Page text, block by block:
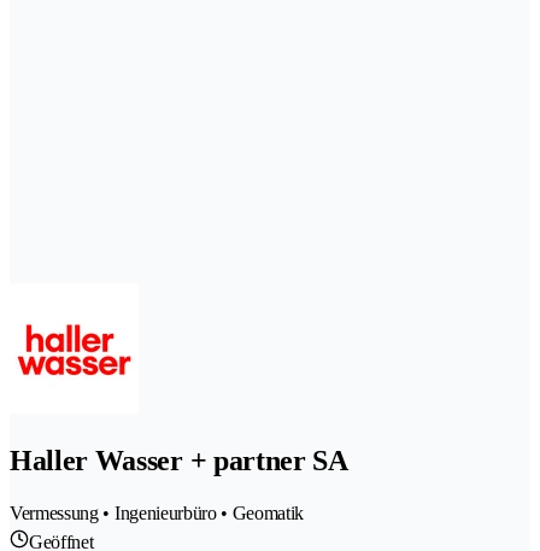
Haller Wasser + partner SA
Vermessung • Ingenieurbüro • Geomatik
Geöffnet